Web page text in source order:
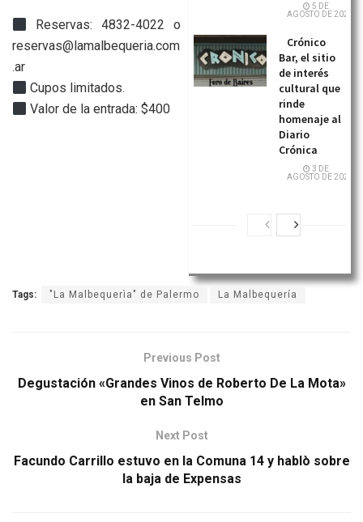
5 DE
AGOSTO DE 2026
Crónico
Bar, el sitio
de interés
cultural que
rinde
homenaje al
Diario
Crónica
3 DE
AGOSTO DE 2026
Reservas: 4832-4022 o
reservas@lamalbequeria.com
.ar
Cupos limitados.
Valor de la entrada: $400
Tags: "La Malbequerìa" de Palermo La Malbequería
Previous Post
Degustación «Grandes Vinos de Roberto De La Mota»
en San Telmo
Next Post
Facundo Carrillo estuvo en la Comuna 14 y hablò sobre
la baja de Expensas